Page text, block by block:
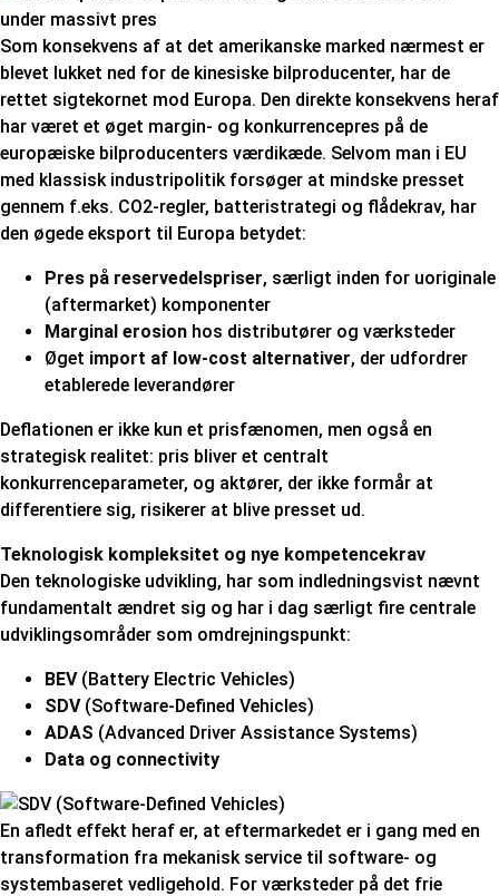
Som konsekvens af at det amerikanske marked nærmest er
blevet lukket ned for de kinesiske bilproducenter, har de
rettet sigtekornet mod Europa. Den direkte konsekvens heraf
har været et øget margin- og konkurrencepres på de
europæiske bilproducenters værdikæde. Selvom man i EU
med klassisk industripolitik forsøger at mindske presset
gennem f.eks. CO2-regler, batteristrategi og flådekrav, har
den øgede eksport til Europa betydet:
Pres på reservedelspriser, særligt inden for uoriginale
(aftermarket) komponenter
Marginal erosion hos distributører og værksteder
Øget import af low-cost alternativer, der udfordrer
etablerede leverandører
Deflationen er ikke kun et prisfænomen, men også en
strategisk realitet: pris bliver et centralt
konkurrenceparameter, og aktører, der ikke formår at
differentiere sig, risikerer at blive presset ud.
Teknologisk kompleksitet og nye kompetencekrav
Den teknologiske udvikling, har som indledningsvist nævnt
fundamentalt ændret sig og har i dag særligt fire centrale
udviklingsområder som omdrejningspunkt:
BEV(Battery Electric Vehicles)
SDV(Software-Defined Vehicles)
ADAS (Advanced Driver Assistance Systems)
Data og connectivity
En afledt effekt heraf er, at eftermarkedet er i gang med en
transformation fra mekanisk service til software- og
systembaseret vedligehold. For værksteder på det frie